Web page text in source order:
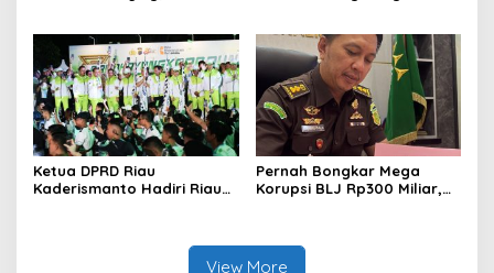
di SD IT Al-Fatih Duri
Men Riau Atas Kegiatan
Bakti Sosial Kesehatan Di
Bengkalis.
Ketua DPRD Riau
Kaderismanto Hadiri Riau
Pernah Bongkar Mega
Korupsi BLJ Rp300 Miliar,
View More